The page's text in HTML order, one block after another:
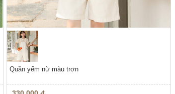
Quần yếm nữ màu trơn